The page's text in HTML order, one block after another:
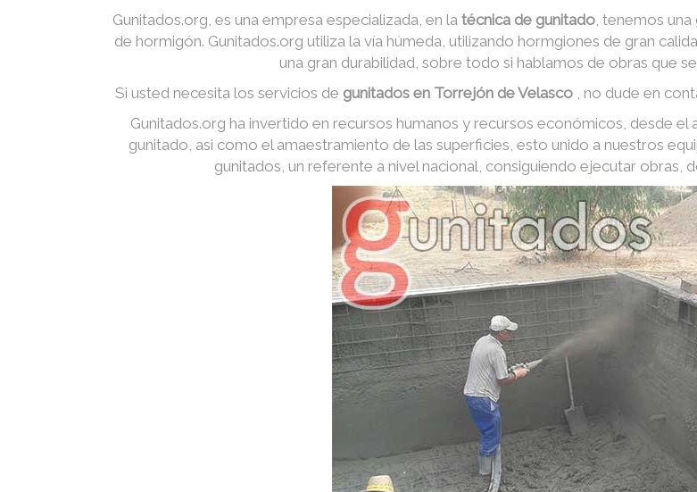
Gunitados.org, es una empresa especializada, en la técnica de gunitado, tenemos
de hormigón. Gunitados.org utiliza la vía húmeda, utilizando hormgiones de gran
una gran durabilidad, sobre todo si hablamos de obras que
Si usted necesita los servicios de gunitados en Torrejón de Velasco , no dude en
Gunitados.org ha invertido en recursos humanos y recursos económicos, desde
gunitado, asi como el amaestramiento de las superficies, esto unido a nuestros
gunitados, un referente a nivel nacional, consiguiendo ejecutar obras,